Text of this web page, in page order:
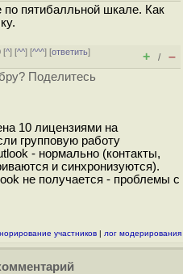
по пятибалльной шкале. Как
[^] [^^] [^^^] [ответить]
+ / –
Поделитесь
10 лицензиями на
групповую работу
- нормально (контакты,
и синхронизуются).
не получается - проблемы с
участников | лог модерирования